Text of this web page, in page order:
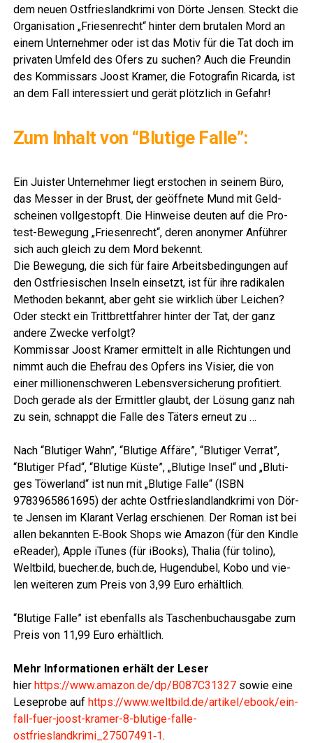
dem neu­en Ost­fries­land­kri­mi von Dör­te Jen­sen. Steckt die
Orga­ni­sa­ti­on „Frie­sen­recht“ hin­ter dem bru­ta­len Mord an
einem Unter­neh­mer oder ist das Motiv für die Tat doch im
pri­va­ten Umfeld des Ofers zu suchen? Auch die Freun­din
des Kom­mis­sars Joost Kra­mer, die Foto­gra­fin Ricar­da, ist
an dem Fall inter­es­siert und gerät plötz­lich in Gefahr!
Zum Inhalt von “Blu­ti­ge Falle”:
Ein Juis­ter Unter­neh­mer liegt ersto­chen in sei­nem Büro,
das Mes­ser in der Brust, der geöff­ne­te Mund mit Geld­
schei­nen voll­ge­stopft. Die Hin­wei­se deu­ten auf die Pro­
test-Bewe­gung „Frie­sen­recht“, deren anony­mer Anfüh­rer
sich auch gleich zu dem Mord bekennt.
Die Bewe­gung, die sich für fai­re Arbeits­be­din­gun­gen auf
den Ost­frie­si­schen Inseln ein­setzt, ist für ihre radi­ka­len
Metho­den bekannt, aber geht sie wirk­lich über Lei­chen?
Oder steckt ein Tritt­brett­fah­rer hin­ter der Tat, der ganz
ande­re Zwe­cke verfolgt?
Kom­mis­sar Joost Kra­mer ermit­telt in alle Rich­tun­gen und
nimmt auch die Ehe­frau des Opfers ins Visier, die von
einer mil­lio­nen­schwe­ren Lebens­ver­si­che­rung pro­fi­tiert.
Doch gera­de als der Ermitt­ler glaubt, der Lösung ganz nah
zu sein, schnappt die Fal­le des Täters erneut zu …
Nach “Blu­ti­ger Wahn”, “Blu­ti­ge Affä­re”, “Blu­ti­ger Ver­rat”,
“Blu­ti­ger Pfad“, “Blu­ti­ge Küs­te”, „Blu­ti­ge Insel“ und „Blu­ti­
ges Töwer­land“ ist nun mit „Blu­ti­ge Fal­le“ (ISBN
9783965861695) der ach­te Ost­fries­land­land­kri­mi von Dör­
te Jen­sen im Klar­ant Ver­lag erschie­nen. Der Roman ist bei
allen bekann­ten E‑Book Shops wie Ama­zon (für den Kind­le
eRea­der), Apple iTu­nes (für iBooks), Tha­lia (für toli­no),
Welt­bild, buecher.de, buch.de, Hugen­du­bel, Kobo und vie­
len wei­te­ren zum Preis von 3,99 Euro erhältlich.
“Blu­ti­ge Fal­le” ist eben­falls als Taschen­buch­aus­ga­be zum
Preis von 11,99 Euro erhältlich.
Mehr Infor­ma­tio­nen erhält der Leser
hier https://www.amazon.de/dp/B087C31327sowie eine
Lese­pro­be auf https://www.weltbild.de/artikel/ebook/ein-
fall-fuer-joost-kramer-8-blutige-falle-
ostfrieslandkrimi_27507491‑1.